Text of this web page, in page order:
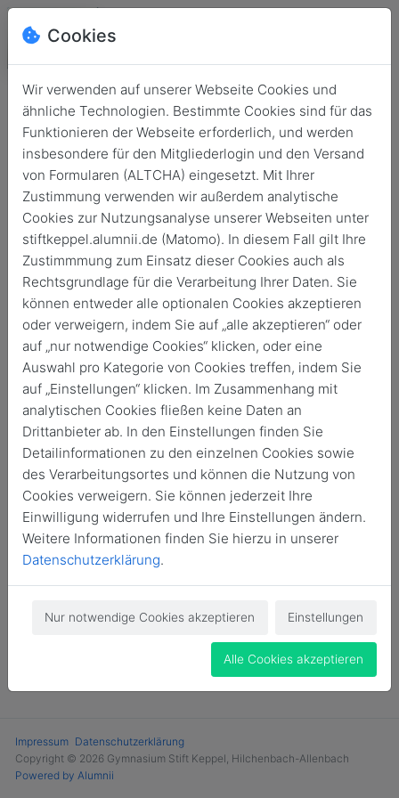
Login
Keine Zugangsdaten?
Login
Jetzt Mitglied werden
Impressum Datenschutzerklärung
Copyright © 2026 Gymnasium Stift Keppel, Hilchenbach-Allenbach
Powered by Alumnii
Cookies
Wir verwenden auf unserer Webseite Cookies und
ähnliche Technologien. Bestimmte Cookies sind für das
Funktionieren der Webseite erforderlich, und werden
insbesondere für den Mitgliederlogin und den Versand
von Formularen (ALTCHA) eingesetzt. Mit Ihrer
Zustimmung verwenden wir außerdem analytische
Cookies zur Nutzungsanalyse unserer Webseiten unter
stiftkeppel.alumnii.de (Matomo). In diesem Fall gilt Ihre
Zustimmmung zum Einsatz dieser Cookies auch als
Rechtsgrundlage für die Verarbeitung Ihrer Daten. Sie
können entweder alle optionalen Cookies akzeptieren
oder verweigern, indem Sie auf „alle akzeptieren“ oder
auf „nur notwendige Cookies“ klicken, oder eine
Auswahl pro Kategorie von Cookies treffen, indem Sie
auf „Einstellungen“ klicken. Im Zusammenhang mit
analytischen Cookies fließen keine Daten an
Drittanbieter ab. In den Einstellungen finden Sie
Detailinformationen zu den einzelnen Cookies sowie
des Verarbeitungsortes und können die Nutzung von
Cookies verweigern. Sie können jederzeit Ihre
Einwilligung widerrufen und Ihre Einstellungen ändern.
Weitere Informationen finden Sie hierzu in unserer
Datenschutzerklärung.
Nur notwendige Cookies akzeptieren Einstellungen
Alle Cookies akzeptieren